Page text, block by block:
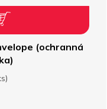
(ochranná